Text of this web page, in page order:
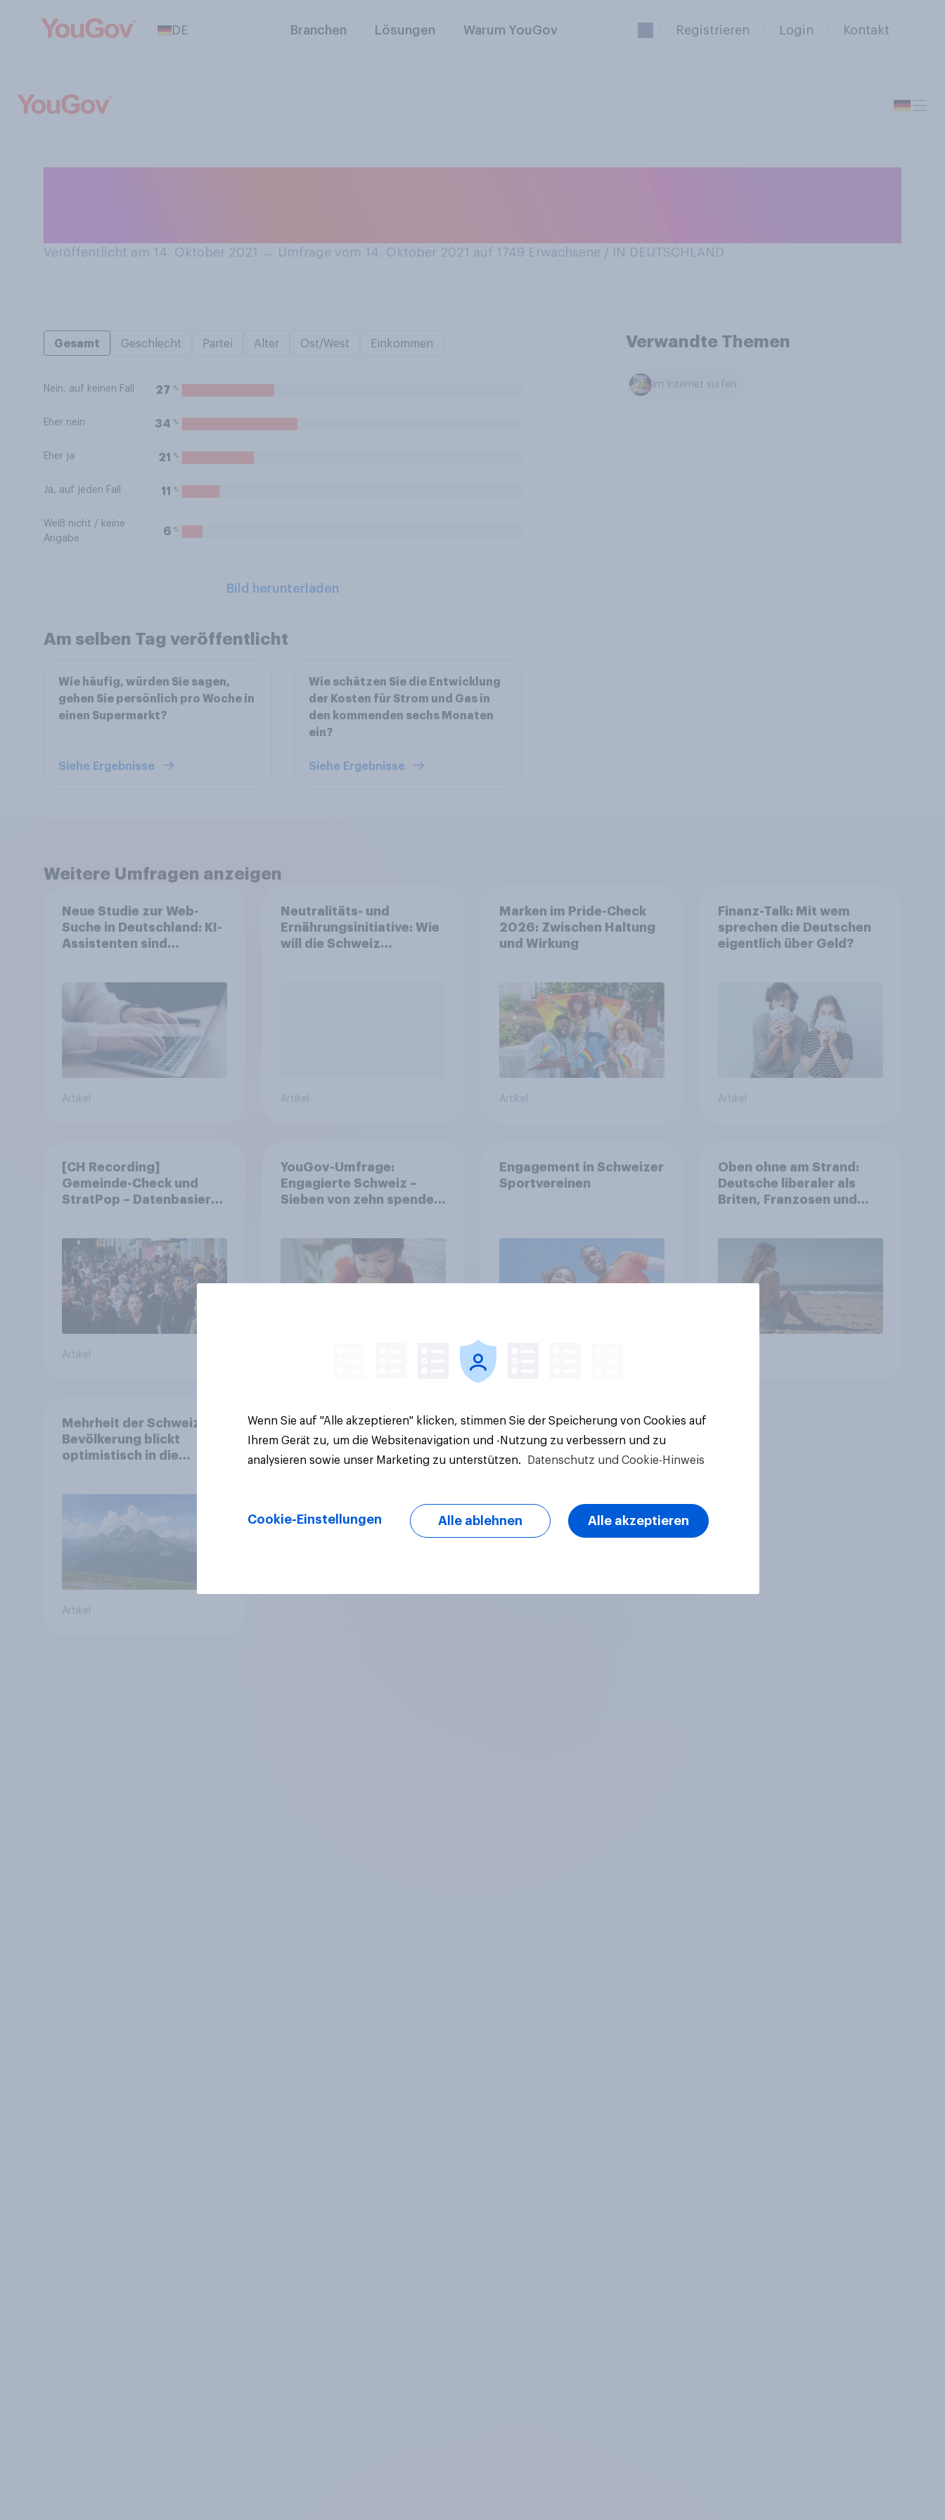
DE Branchen Lösungen Warum YouGov Registrieren Login Kontakt
Veröffentlicht am 14. Oktober 2021 → Umfrage vom 14. Oktober 2021 auf 1749 Erwachsene / IN DEUTSCHLAND
Gesamt Geschlecht Partei Alter Ost/West Einkommen
Nein, auf keinen Fall 27 %
Eher nein 34 %
Eher ja 21 %
Ja, auf jeden Fall 11 %
Weiß nicht / keine
Angabe
6 %
Bild herunterladen
Verwandte Themen
Im Internet surfen
Am selben Tag veröffentlicht
Wie häufig, würden Sie sagen,
gehen Sie persönlich pro Woche in
einen Supermarkt?
Siehe Ergebnisse
Wie schätzen Sie die Entwicklung
der Kosten für Strom und Gas in
den kommenden sechs Monaten
ein?
Siehe Ergebnisse
Weitere Umfragen anzeigen
Neue Studie zur Web-
Suche in Deutschland: KI-
Assistenten sind
Suchmaschinen bleiben
Artikel
Neutralitäts- und
Ernährungsinitiative: Wie
will die Schweiz
Artikel
Marken im Pride-Check
2026: Zwischen Haltung
und Wirkung
Artikel
Finanz-Talk: Mit wem
sprechen die Deutschen
eigentlich über Geld?
Artikel
[CH Recording]
Gemeinde-Check und
StratPop – Datenbasierte
Artikel
YouGov-Umfrage:
Engagierte Schweiz –
Sieben von zehn spenden,
Engagement in Schweizer
Sportvereinen
Oben ohne am Strand:
Deutsche liberaler als
Briten, Franzosen und
Mehrheit der Schweizer
Bevölkerung blickt
optimistisch in die
Gesundheitswesen und
Altersvorsorge
Artikel
Wenn Sie auf "Alle akzeptieren" klicken, stimmen Sie der Speicherung von Cookies auf
Ihrem Gerät zu, um die Websitenavigation und -Nutzung zu verbessern und zu
analysieren sowie unser Marketing zu unterstützen.
Datenschutz und Cookie-Hinweis
Cookie-Einstellungen Alle ablehnen Alle akzeptieren